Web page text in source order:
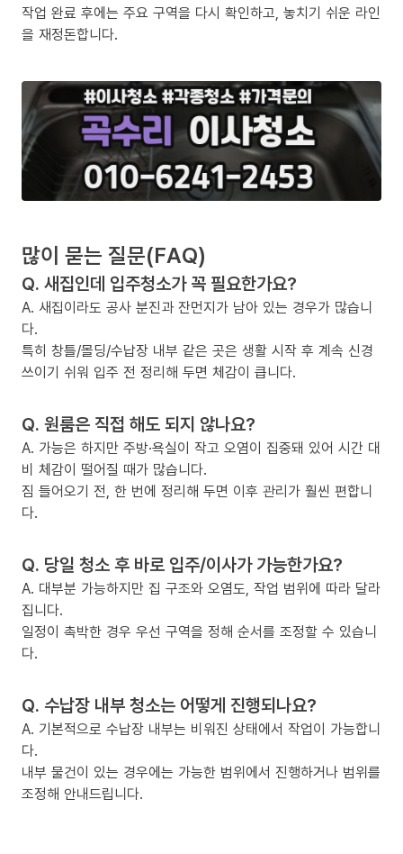
작업 완료 후에는 주요 구역을 다시 확인하고, 놓치기 쉬운 라인
을 재정돈합니다.
많이 묻는 질문(FAQ)
Q. 새집인데 입주청소가 꼭 필요한가요?
A. 새집이라도 공사 분진과 잔먼지가 남아 있는 경우가 많습니
다.
특히 창틀/몰딩/수납장 내부 같은 곳은 생활 시작 후 계속 신경
쓰이기 쉬워 입주 전 정리해 두면 체감이 큽니다.
Q. 원룸은 직접 해도 되지 않나요?
A. 가능은 하지만 주방·욕실이 작고 오염이 집중돼 있어 시간 대
비 체감이 떨어질 때가 많습니다.
짐 들어오기 전, 한 번에 정리해 두면 이후 관리가 훨씬 편합니
다.
Q. 당일 청소 후 바로 입주/이사가 가능한가요?
A. 대부분 가능하지만 집 구조와 오염도, 작업 범위에 따라 달라
집니다.
일정이 촉박한 경우 우선 구역을 정해 순서를 조정할 수 있습니
다.
Q. 수납장 내부 청소는 어떻게 진행되나요?
A. 기본적으로 수납장 내부는 비워진 상태에서 작업이 가능합니
다.
내부 물건이 있는 경우에는 가능한 범위에서 진행하거나 범위를
조정해 안내드립니다.